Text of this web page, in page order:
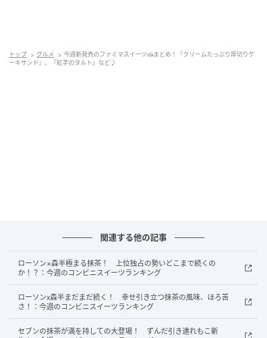
ました。
もぐナビニュース
トップ グルメ
今週新発売のファミマスイーツ🍰まとめ！『クリームたっぷり厚切りケ
ーキサンド』、『紅芋のタルト』など♪
関連する他の記事
ローソン×森半極まる抹茶！ 上位独占の勢いどこまで続くの
か！？：今週のコンビニスイーツランキング
ローソンx森半まだまだ続く！ 幸せ引き立つ抹茶の風味、ほろ苦
さ！：今週のコンビニスイーツランキング
セブンの抹茶が満を持しての大登場！ ずんだ引き連れもこ新